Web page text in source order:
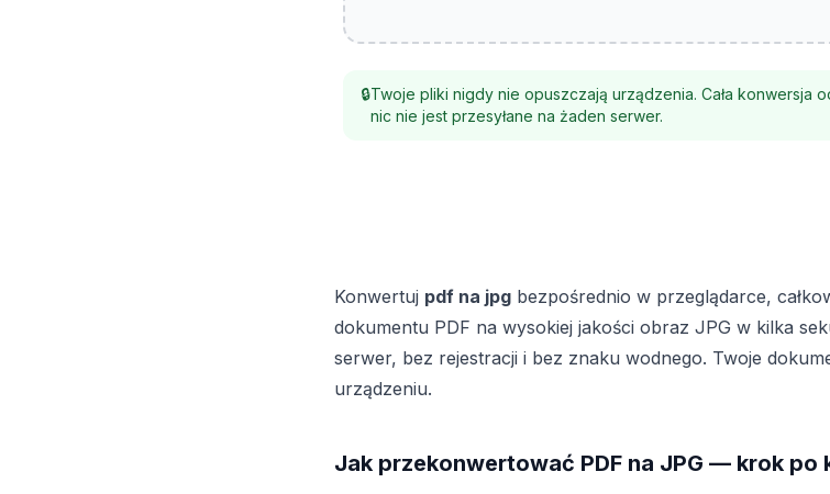
🔒Twoje pliki nigdy nie opuszczają urządzenia. Cała
nic nie jest przesyłane na żaden serwer.
Konwertuj pdf na jpg bezpośrednio w przeglądarce,
dokumentu PDF na wysokiej jakości obraz JPG w kilka
serwer, bez rejestracji i bez znaku wodnego. Twoje
urządzeniu.
Jak przekonwertować PDF na JPG — krok po